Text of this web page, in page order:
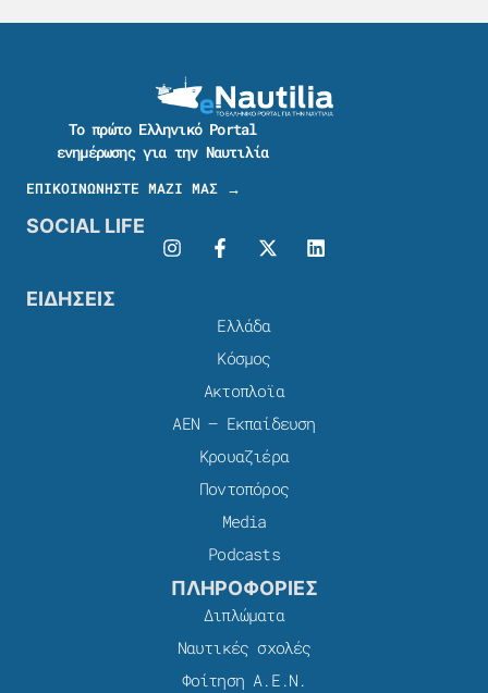
Το πρώτο Ελληνικό Portal
ενημέρωσης για την Ναυτιλία
ΕΠΙΚΟΙΝΩΝΗΣΤΕ ΜΑΖΙ ΜΑΣ →
SOCIAL LIFE
ΕΙΔΗΣΕΙΣ
Ελλάδα
Κόσμος
Ακτοπλοϊα
ΑΕΝ – Εκπαίδευση
Κρουαζιέρα
Ποντοπόρος
Media
Podcasts
ΠΛΗΡΟΦΟΡΙΕΣ
Διπλώματα
Ναυτικές σχολές
Φοίτηση Α.Ε.Ν.